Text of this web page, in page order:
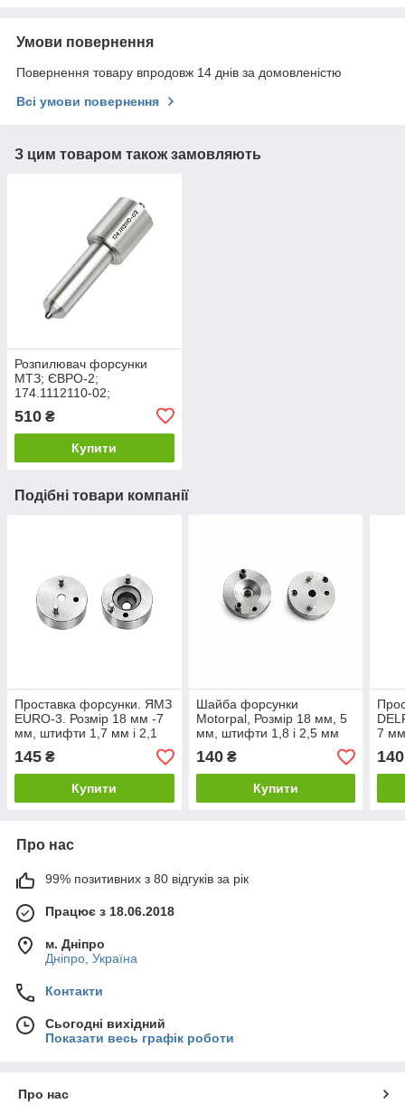
Умови повернення
Повернення товару впродовж 14 днів за домовленістю
Всі умови повернення
З цим товаром також замовляють
Розпилювач форсунки
МТЗ; ЄВРО-2;
174.1112110-02;
510 ₴
Купити
Подібні товари компанії
Проставка форсунки. ЯМЗ
EURO-3. Розмір 18 мм -7
мм, штифти 1,7 мм і 2,1
мм. 51.1112382-30
145 ₴
Купити
Шайба форсунки
Motorpal, Розмір 18 мм, 5
мм, штифти 1,8 і 2,5 мм
140₴
Купити
7
140
Про нас
99% позитивних з 80 відгуків за рік
Працює з 18.06.2018
м. Дніпро
Дніпро, Україна
Контакти
Сьогодні вихідний
Показати весь графік роботи
Про нас